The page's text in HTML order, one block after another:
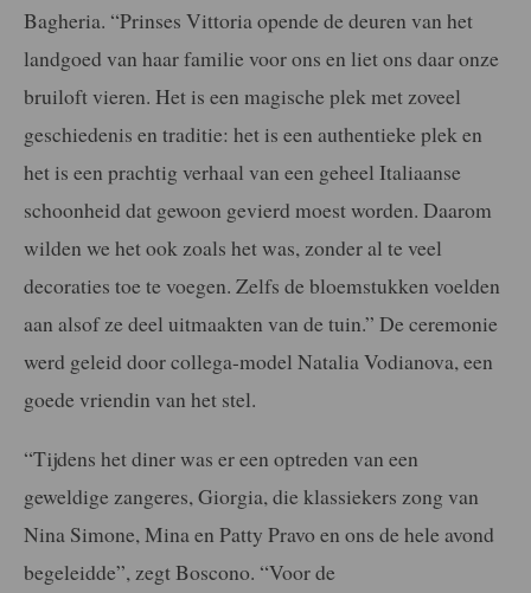
Bagheria. “Prinses Vittoria opende de deuren van het
landgoed van haar familie voor ons en liet ons daar onze
bruiloft vieren. Het is een magische plek met zoveel
geschiedenis en traditie: het is een authentieke plek en
het is een prachtig verhaal van een geheel Italiaanse
schoonheid dat gewoon gevierd moest worden. Daarom
wilden we het ook zoals het was, zonder al te veel
decoraties toe te voegen. Zelfs de bloemstukken voelden
aan alsof ze deel uitmaakten van de tuin.” De ceremonie
werd geleid door collega-model Natalia Vodianova, een
goede vriendin van het stel.
“Tijdens het diner was er een optreden van een
geweldige zangeres, Giorgia, die klassiekers zong van
Nina Simone, Mina en Patty Pravo en ons de hele avond
begeleidde”, zegt Boscono. “Voor de